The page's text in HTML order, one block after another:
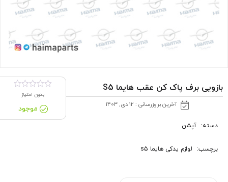
بازویی برف پاک کن عقب هایما S5
آخرین بروزرسانی : 12 دی, 1403
بدون امتیاز
موجود
دسته: آپشن
برچسب: لوازم یدکی هایما s5